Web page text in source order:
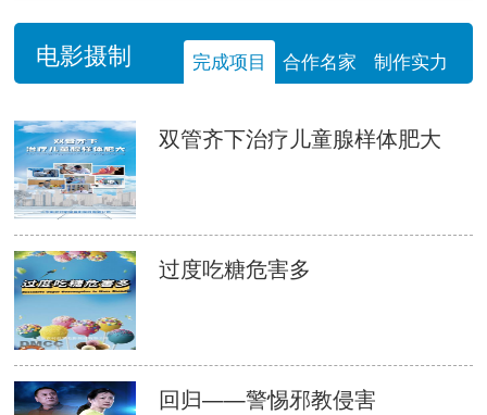
电影摄制 完成项目 合作名家 制作实力
双管齐下治疗儿童腺样体肥大
过度吃糖危害多
回归——警惕邪教侵害